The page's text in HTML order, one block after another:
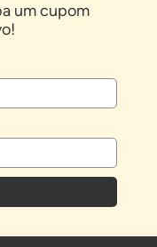
um cupom